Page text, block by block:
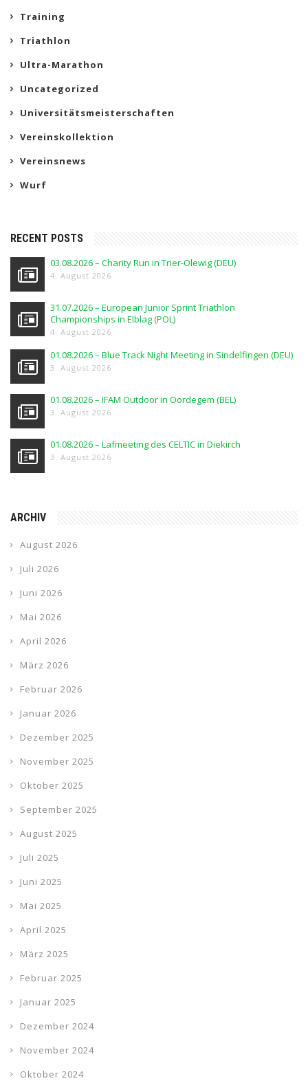
Training
Triathlon
Ultra-Marathon
Uncategorized
Universitätsmeisterschaften
Vereinskollektion
Vereinsnews
Wurf
RECENT POSTS
03.08.2026 – Charity Run in Trier-Olewig (DEU)
4. August 2026
31.07.2026 – European Junior Sprint Triathlon
Championships in Elblag (POL)
4. August 2026
01.08.2026 – Blue Track Night Meeting in Sindelfingen (DEU)
3. August 2026
01.08.2026 – IFAM Outdoor in Oordegem (BEL)
3. August 2026
01.08.2026 – Lafmeeting des CELTIC in Diekirch
3. August 2026
ARCHIV
August 2026
Juli 2026
Juni 2026
Mai 2026
April 2026
März 2026
Februar 2026
Januar 2026
Dezember 2025
November 2025
Oktober 2025
September 2025
August 2025
Juli 2025
Juni 2025
Mai 2025
April 2025
März 2025
Februar 2025
Januar 2025
Dezember 2024
November 2024
Oktober 2024